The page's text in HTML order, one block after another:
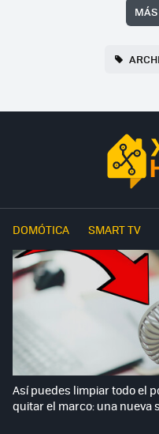
DOMÓTICA SMART TV
Así puedes limpiar todo el
quitar el marco: una nueva